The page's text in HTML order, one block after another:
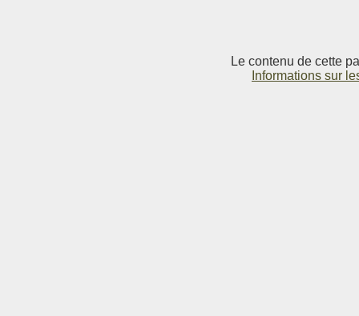
Le contenu de cette
Informations sur